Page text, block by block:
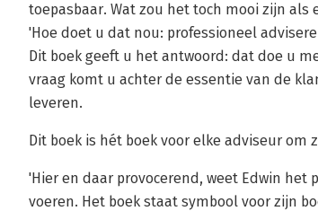
toepasbaar. Wat zou het toch mooi zijn
'Hoe doet u dat nou: professioneel
Dit boek geeft u het antwoord: dat doe u
vraag komt u achter de essentie van de
leveren.
Dit boek is hét boek voor elke adviseur
'Hier en daar provocerend, weet Edwin
voeren. Het boek staat symbool voor zijn